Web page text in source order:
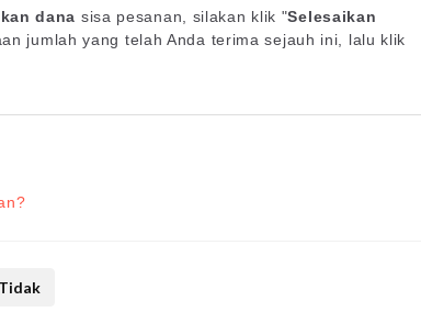
dana sisa pesanan, silakan klik "Selesaikan
jumlah yang telah Anda terima sejauh ini, lalu klik